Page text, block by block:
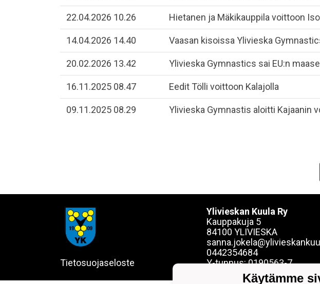
22.04.2026 10.26 ​Hietanen ja Mäkikauppila voittoon
14.04.2026 14.40 ​Vaasan kisoissa Ylivieska
20.02.2026 13.42 Ylivieska Gymnastics sai EU:n
16.11.2025 08.47 ​Eedit Tölli voittoon Kalajolla
09.11.2025 08.29 ​Ylivieska Gymnastis aloitti Kajaanin
Tietosuojaseloste
Ylivieskan Kuula Ry
Kauppakuja 5
84100 YLIVIESKA
0442354684
Y-tunnus: 0190563-7
Käytämme